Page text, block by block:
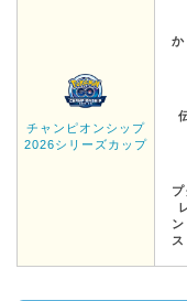
チャンピオンシップ
2026シリーズカップ
か